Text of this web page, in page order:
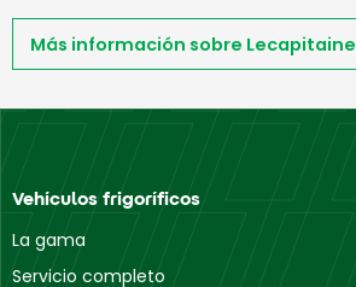
Más información sobre Lecapitaine
Vehículos frigoríficos
La gama
Servicio completo